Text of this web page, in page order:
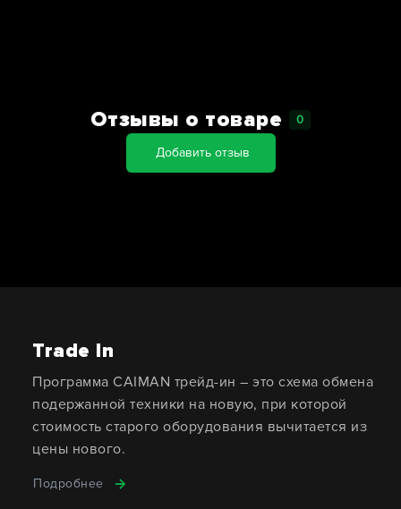
Отзывы о товаре 0
Добавить отзыв
Trade In
Программа CAIMAN трейд-ин – это схема обмена
подержанной техники на новую, при которой
стоимость старого оборудования вычитается из
цены нового.
Подробнее